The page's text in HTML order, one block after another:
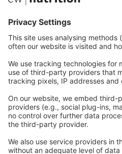
Kontakt
Karriere
Rechtliches
Datenschutz
AGB
Hinweisgeberschutz